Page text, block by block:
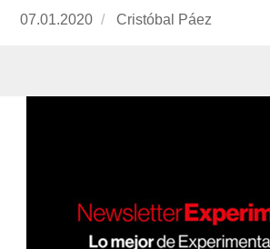
Publicado
07.01.2020
https://
Cristóbal Páez